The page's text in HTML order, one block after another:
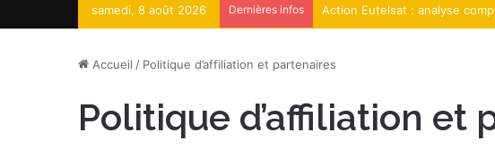
samedi, 8 août 2026 Dernières infos
Accueil / Politique d’affiliation et partenaires
Politique d’affiliation et